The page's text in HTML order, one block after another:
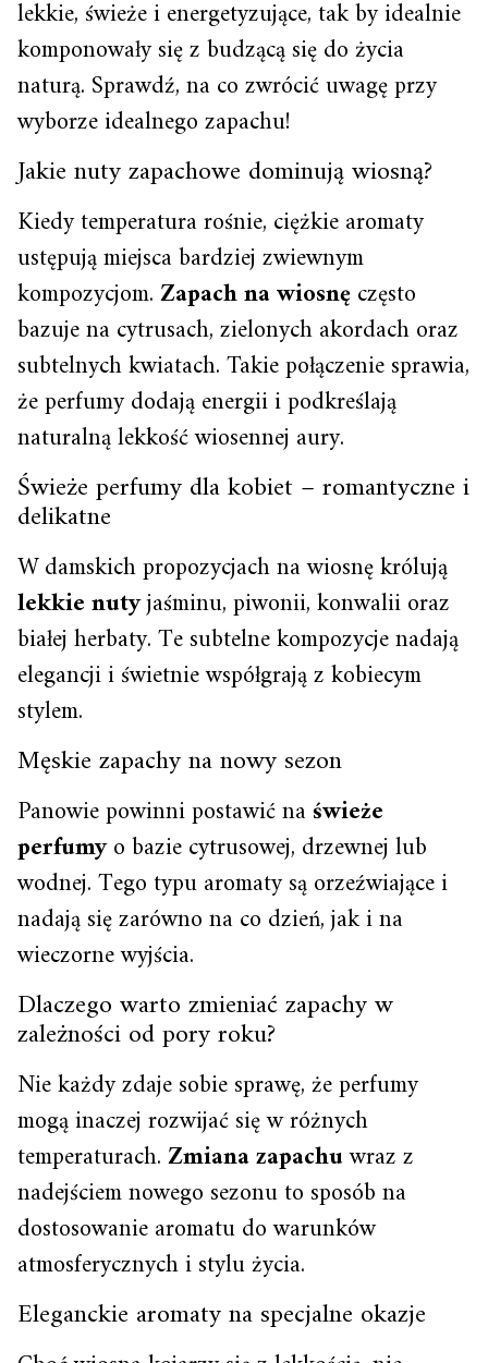
lekkie, świeże i energetyzujące, tak by idealnie
komponowały się z budzącą się do życia
naturą. Sprawdź, na co zwrócić uwagę przy
wyborze idealnego zapachu!
Jakie nuty zapachowe dominują wiosną?
Kiedy temperatura rośnie, ciężkie aromaty
ustępują miejsca bardziej zwiewnym
kompozycjom.Zapach na wiosnęczęsto
bazuje na cytrusach, zielonych akordach oraz
subtelnych kwiatach. Takie połączenie sprawia,
że perfumy dodają energii i podkreślają
naturalną lekkość wiosennej aury.
Świeże perfumy dla kobiet – romantyczne i
delikatne
W damskich propozycjach na wiosnę królują
lekkie nutyjaśminu, piwonii, konwalii oraz
białej herbaty. Te subtelne kompozycje nadają
elegancji i świetnie współgrają z kobiecym
stylem.
Męskie zapachy na nowy sezon
Panowie powinni postawić naświeże
perfumyo bazie cytrusowej, drzewnej lub
wodnej. Tego typu aromaty są orzeźwiające i
nadają się zarówno na co dzień, jak i na
wieczorne wyjścia.
Dlaczego warto zmieniać zapachy w
zależności od pory roku?
Nie każdy zdaje sobie sprawę, że perfumy
mogą inaczej rozwijać się w różnych
temperaturach.Zmiana zapachuwraz z
nadejściem nowego sezonu to sposób na
dostosowanie aromatu do warunków
atmosferycznych i stylu życia.
Eleganckie aromaty na specjalne okazje